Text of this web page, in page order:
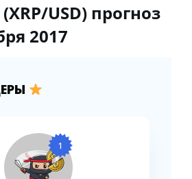
USD) прогноз
2017
1